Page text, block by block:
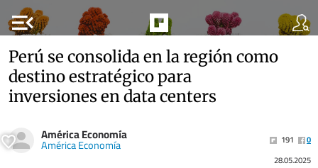
menu_open
Perú se consolida en la región como
destino estratégico para
inversiones en data centers
América Economía
América Economía 191
0
28.05.2025